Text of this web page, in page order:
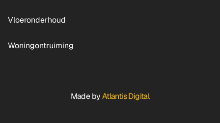
Vloeronderhoud
Woningontruiming
Made byAtlantis Digital